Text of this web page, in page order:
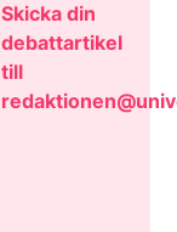
Skicka din
debattartikel
till